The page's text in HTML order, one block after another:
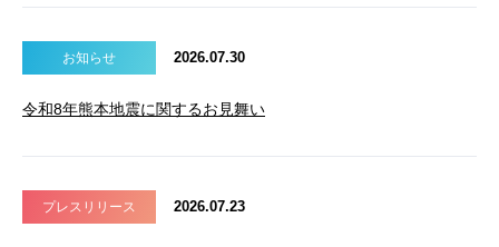
お知らせ 2026.07.30
令和8年熊本地震に関するお見舞い
プレスリリース 2026.07.23